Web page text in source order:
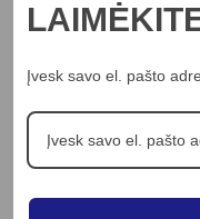
Rodomi visi rezultatai: 2
Įvesk savo el. pašto